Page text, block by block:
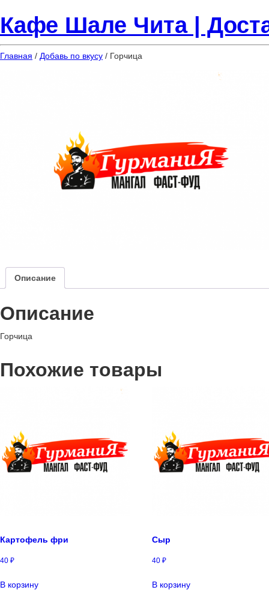
Кафе Шале Чита |
Главная / Добавь по вкусу / Горчица
Описание
Описание
Горчица
Похожие товары
Картофель фри
40 ₽
В корзину
Сыр
40₽
В корзину